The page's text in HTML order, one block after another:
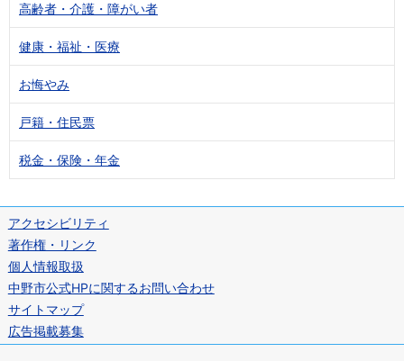
高齢者・介護・障がい者
健康・福祉・医療
お悔やみ
戸籍・住民票
税金・保険・年金
アクセシビリティ
著作権・リンク
個人情報取扱
中野市公式HPに関するお問い合わせ
サイトマップ
広告掲載募集